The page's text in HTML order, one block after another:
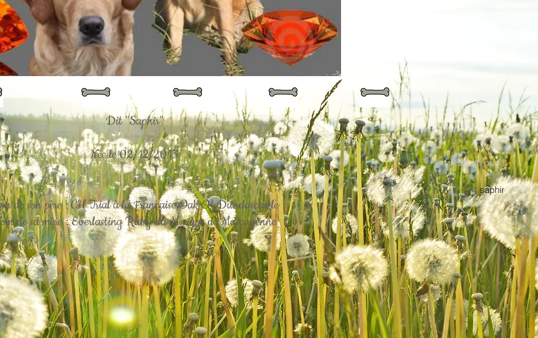
Haut de page
saphir
Dit "Saphir"
Née le 02/12/2013
de son père : CH Trial à la Française Oak Of Dundascastle
de sa mère : Everlasting Ruby du Mazage de Mascayenne